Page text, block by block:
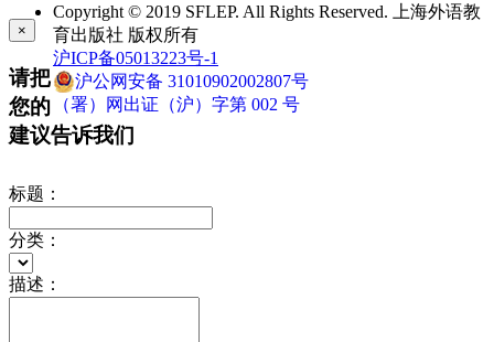
Copyright © 2019 SFLEP. All Rights Reserved. 上海外语教
育出版社 版权所有
沪ICP备05013223号-1
沪公网安备 31010902002807号
（署）网出证（沪）字第 002 号
×
请把
您的
建议告诉我们
标题：
分类：
描述：